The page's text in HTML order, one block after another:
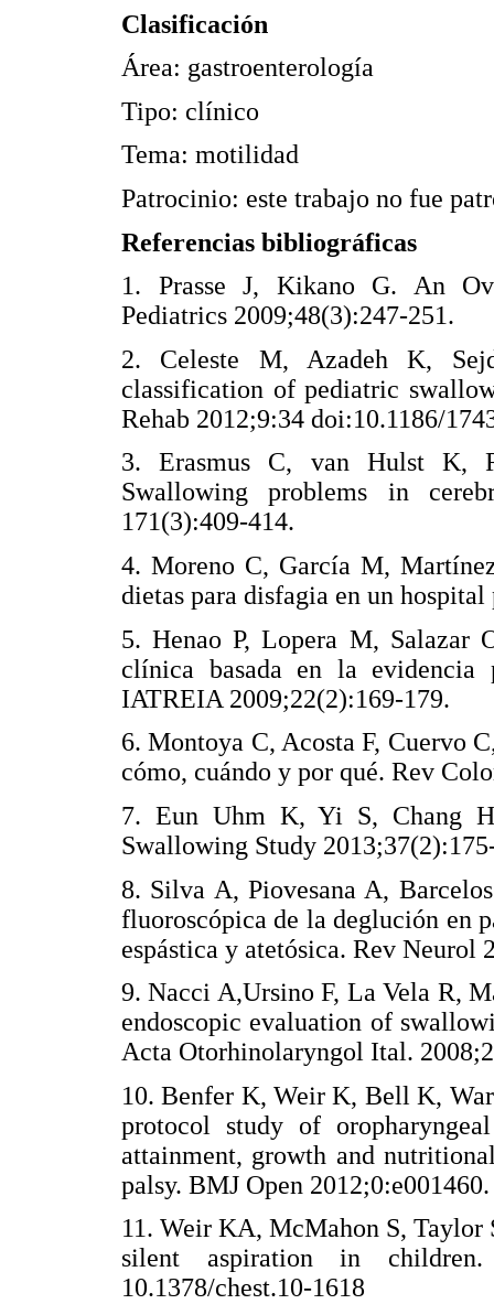
Clasificación
Área: gastroenterología
Tipo: clínico
Tema: motilidad
Patrocinio: este trabajo no fue
Referencias bibliográficas
1. Prasse J, Kikano G. An
Pediatrics 2009;48(3):247-
2. Celeste M, Azadeh K,
classification of pediatric
Rehab 2012;9:34 doi:10.1186/
3. Erasmus C, van Hulst K,
Swallowing problems in
171(3):409-414.
4. Moreno C, García M,
dietas para disfagia en un
5. Henao P, Lopera M, Salazar
clínica basada en la
IATREIA 2009;22(2):169-179.
6. Montoya C, Acosta F, Cuervo
cómo, cuándo y por qué. Rev
7. Eun Uhm K, Yi S, Chang
Swallowing Study
8. Silva A, Piovesana A,
fluoroscópica de la deglución en
espástica y atetósica. Rev Neurol
9. Nacci A,Ursino F, La Vela R,
endoscopic evaluation of
Acta Otorhinolaryngol Ital.
10. Benfer K, Weir K, Bell K,
protocol study of
attainment, growth and
palsy. BMJ Open
11. Weir KA, McMahon S, Taylor
silent aspiration in children.
10.1378/chest.10-1618